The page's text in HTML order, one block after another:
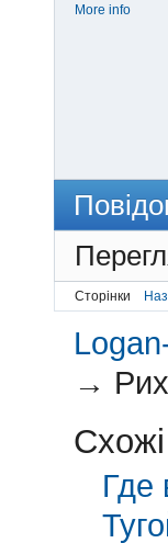
More info
Сторінки
→
Где